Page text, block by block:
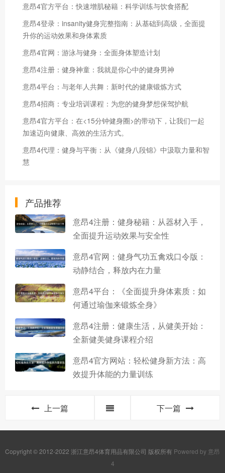
意昂4官方平台：快速增肌秘籍：科学训练与饮食搭配
意昂4登录：insanity健身完整指南：从基础到高级，全面提
升你的运动效果和身体素质
意昂4官网：游泳与健身：全面身体塑造计划
意昂4注册：健身神童：我就是你心中的健身男神
意昂4平台：与老年人共舞：新时代的健康锻炼方式
意昂4招商：专业培训课程：为您的健身梦想保驾护航
意昂4官方平台：在<15分钟健身圈>的带动下，让我们一起
加速迈向健康、高效的生活方式。
意昂4代理：健身与平衡：从《健身八段锦》中汲取力量和智
慧
产品推荐
意昂4注册：健身秘籍：从器材入手，
全面提升运动效果与安全性
意昂4官网：健身气功五禽戏口令版：
动静结合，释放内在力量
意昂4平台：《全面提升身体素质：如
何通过瑜伽来锻炼全身》
意昂4注册：健康生活，从健美开始：
全新健美健身课程介绍
意昂4官方网站：轻松健身新方法：高
效提升体能的力量训练
上一篇 下一篇
Copyright © 2012-2022 浙江意昂4体育用品有限公司 版权所有 Powered by 意昂
4